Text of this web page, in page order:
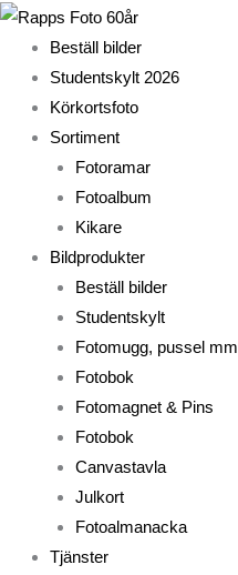
Hoppa
innehåll
Beställ bilder
Studentskylt 2026
Körkortsfoto
Sortiment
Fotoramar
Fotoalbum
Kikare
Bildprodukter
Beställ bilder
Studentskylt
Fotomugg, pussel mm
Fotobok
Fotomagnet & Pins
Fotobok
Canvastavla
Julkort
Fotoalmanacka
Tjänster